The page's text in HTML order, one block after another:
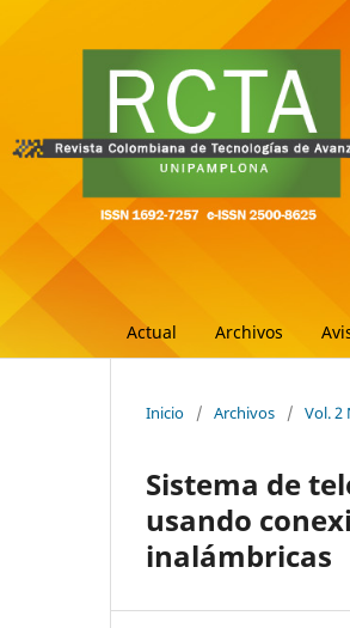
Actual Archivos
Inicio / Archivos / Vol. 2
Sistema de
usando
inalámbricas